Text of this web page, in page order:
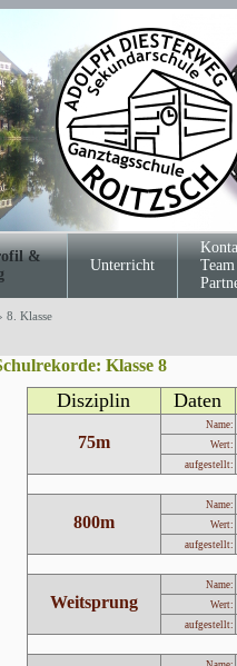
&
Unterricht
8. Klasse
Klasse 8
Disziplin Daten
75m
Name:
Wert:
aufgestellt:
800m
Name:
Wert:
aufgestellt:
Weitsprung
Name:
Wert:
aufgestellt: